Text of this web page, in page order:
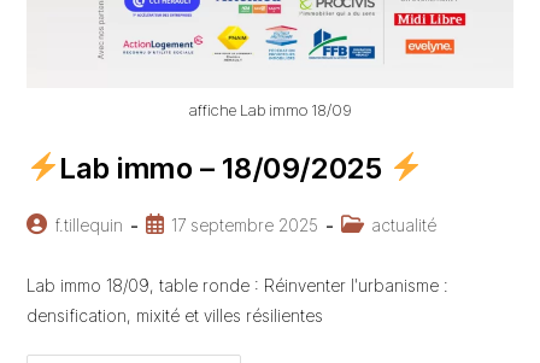
affiche Lab immo 18/09
Lab immo – 18/09/2025
Auteur/autrice
la
f.tillequin
Publication
17 septembre 2025
Post actualité
Lab immo 18/09, table ronde : Réinventer l'urbanisme :
densification, mixité et villes résilientes